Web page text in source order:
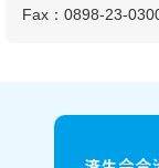
Fax：0898-23-